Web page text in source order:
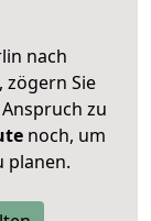
nach
zögern Sie
zu
noch, um
planen.